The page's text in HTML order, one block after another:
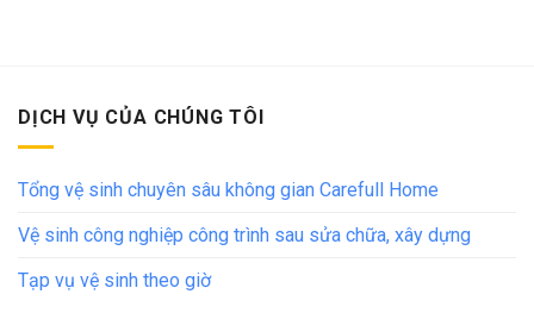
DỊCH VỤ CỦA CHÚNG TÔI
Tổng vệ sinh chuyên sâu không gian Carefull Home
Vệ sinh công nghiệp công trình sau sửa chữa, xây dựng
Tạp vụ vệ sinh theo giờ